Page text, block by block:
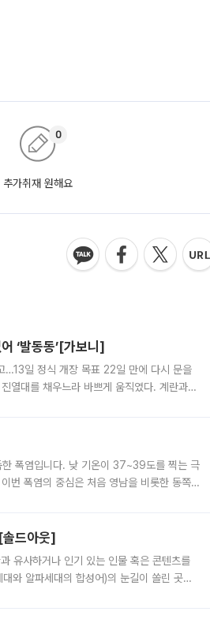
추가취재 원해요
0
‘발동동’[가보니]
…13일 정식 개장 목표 22일 만에 다시 문을
열대를 채우느라 바쁘게 움직였다. 계란과
한 폭염입니다. 낮 기온이 37~39도를 찍는 극
번 폭염의 중심은 처음 영남을 비롯한 동쪽
드아웃]
유사하거나 인기 있는 인물 혹은 콘텐츠를
와 알파세대의 합성어)의 눈길이 쏠린 곳은